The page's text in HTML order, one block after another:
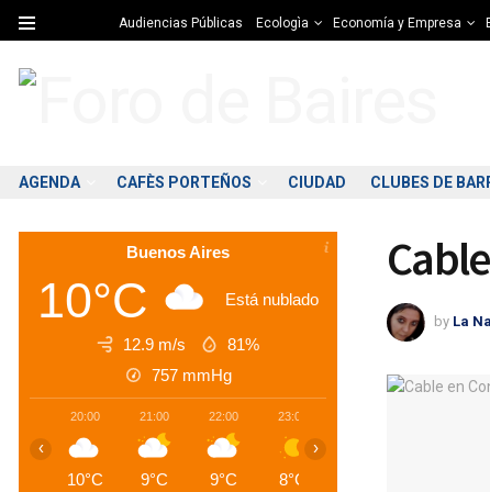
Audiencias Públicas Ecologìa Economía y Empresa
AGENDA CAFÈS PORTEÑOS CIUDAD CLUBES DE
by La
Buenos Aires
10°C Está nublado
12.9 m/s
81%
757 mmHg
20:00
10°C
21:00
9°C
22:00
9°C
23:00
8°C
‹ ›